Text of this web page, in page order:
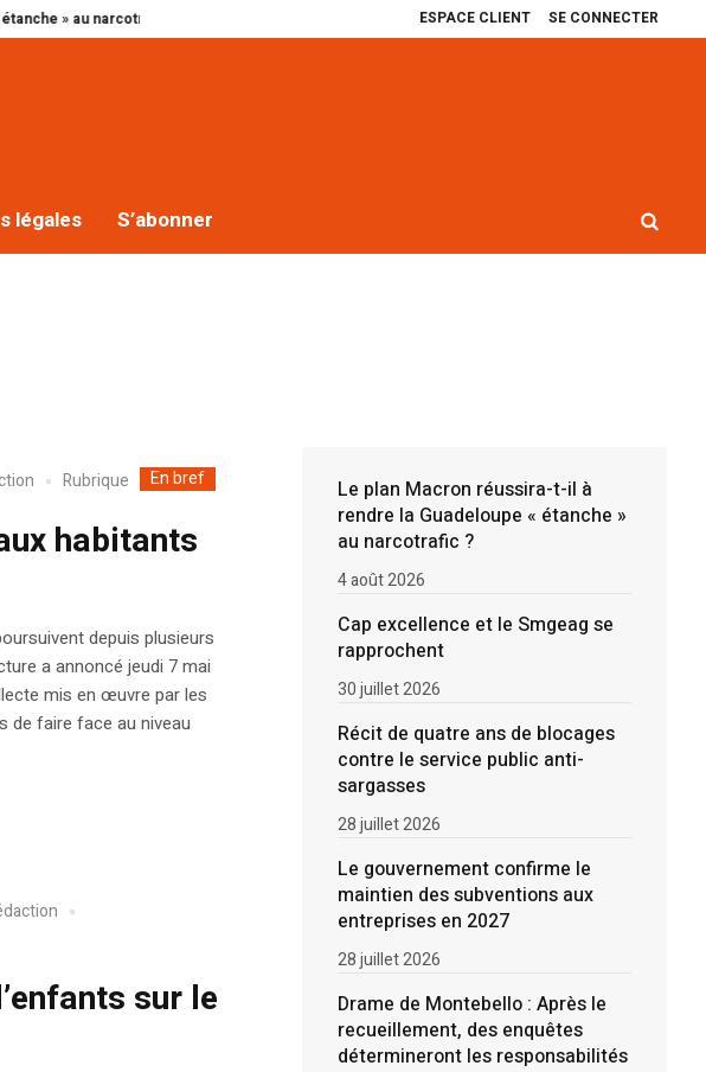
ESPACE CLIENT SE CONNECTER
? Cap excellence et le Smgeag se rapprochent Récit de quatre ans de blocages contre
légales S’abonner
Rubrique En bref
habitants
depuis plusieurs
a annoncé jeudi 7 mai
mis en œuvre par les
de faire face au niveau
sur le
Le plan Macron réussira-t-il à
rendre la Guadeloupe « étanche »
au narcotrafic ?
4 août 2026
Cap excellence et le Smgeag se
rapprochent
30 juillet 2026
Récit de quatre ans de blocages
contre le service public anti-
sargasses
28 juillet 2026
Le gouvernement confirme le
maintien des subventions aux
entreprises en 2027
28 juillet 2026
Drame de Montebello : Après le
recueillement, des enquêtes
détermineront les responsabilités